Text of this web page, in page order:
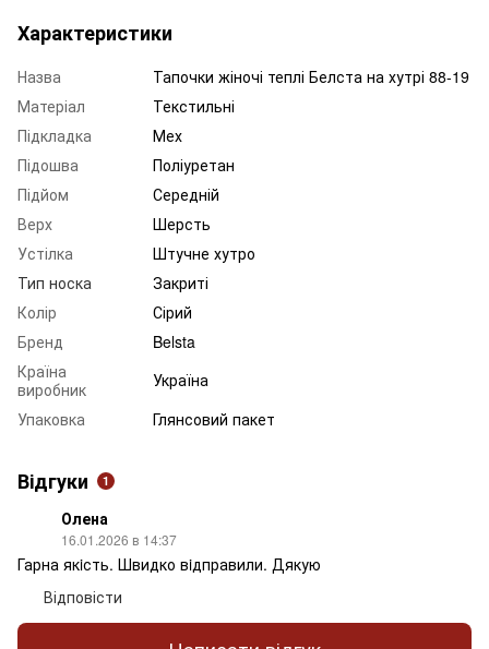
Характеристики
Назва
Тапочки жіночі теплі Белста на хутрі 88-19
Матеріал
Текстильні
Підкладка
Мех
Підошва
Поліуретан
Підйом
Середній
Верх
Шерсть
Устілка
Штучне хутро
Тип носка
Закриті
Колір
Сірий
Бренд
Belsta
Країна
виробник
Україна
Упаковка
Глянсовий пакет
Відгуки 1
Олена
16.01.2026 в 14:37
Гарна якiсть. Швидко вiдправили. Дякую
Відповісти